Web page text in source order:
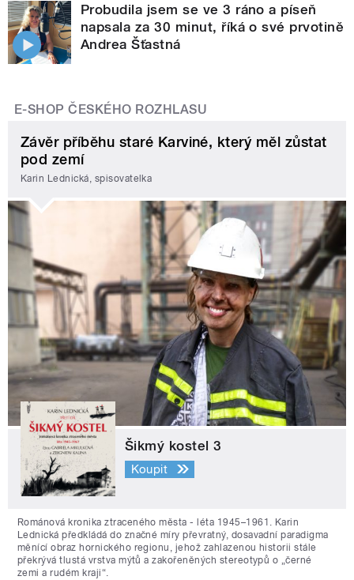
Probudila jsem se ve 3 ráno a píseň
napsala za 30 minut, říká o své prvotině
Andrea Šťastná
E-SHOP ČESKÉHO ROZHLASU
Závěr příběhu staré Karviné, který měl zůstat
pod zemí
Karin Lednická, spisovatelka
Šikmý kostel 3
Koupit
Románová kronika ztraceného města - léta 1945–1961. Karin
Lednická předkládá do značné míry převratný, dosavadní paradigma
měnící obraz hornického regionu, jehož zahlazenou historii stále
překrývá tlustá vrstva mýtů a zakořeněných stereotypů o „černé
zemi a rudém kraji“.